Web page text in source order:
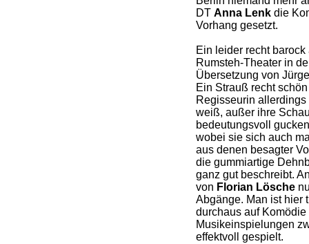
DT Anna Lenkdie
Vorhang gesetzt.
Ein leider recht
Rumsteh-Theater in
Übersetzung von
Ein Strauß recht
Regisseurin
weiß, außer ihre
bedeutungsvoll
wobei sie sich auch
aus denen besagter
die gummiartige
ganz gut beschreibt.
von Florian Lösche
Abgänge. Man ist hier
durchaus auf
Musikeinspielungen
effektvoll gespielt.